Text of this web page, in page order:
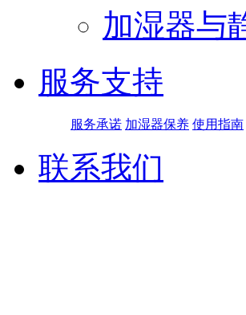
加湿器与
服务支持
服务承诺 加湿器保养 使用指南
联系我们